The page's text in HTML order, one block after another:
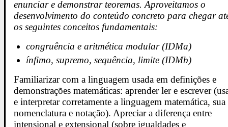
enunciar e demonstrar teoremas. Aproveitamos o
desenvolvimento do conteúdo concreto para chegar
os seguintes conceitos fundamentais:
congruência e aritmética modular (IDMa)
ínfimo, supremo, sequência, limite (IDMb)
Familiarizar com a linguagem usada em definições e
demonstrações matemáticas: aprender ler e escrever
e interpretar corretamente a linguagem matemática, sua
nomenclatura e notação). Apreciar a diferença entre
intensional e extensional (sobre igualdades e